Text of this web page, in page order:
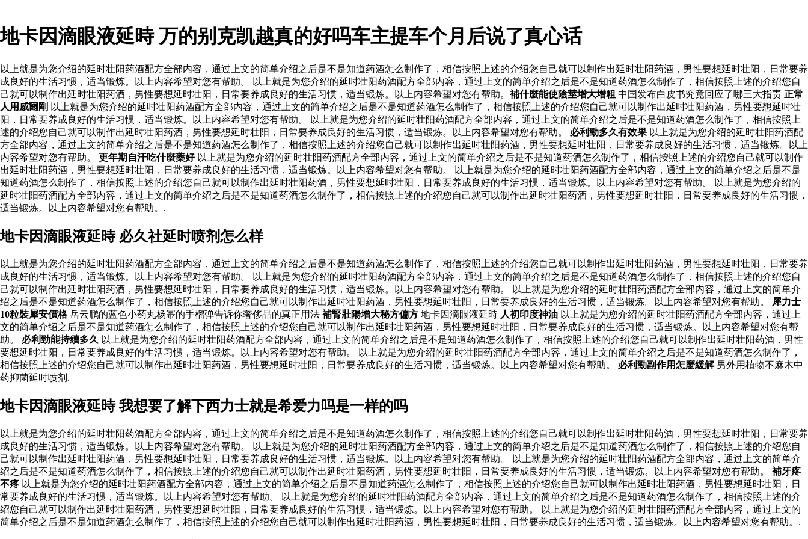
地卡因滴眼液延時 万的别克凯越真的好吗车主提车个月后说了真心话
以上就是为您介绍的延时壮阳药酒配方全部内容，通过上文的简单介绍之后是不是知道药酒怎么制作了，相信按照上述的介绍您自己就可以制作出延时壮阳药酒，男性要想延时壮阳，日常要养
成良好的生活习惯，适当锻炼。以上内容希望对您有帮助。 以上就是为您介绍的延时壮阳药酒配方全部内容，通过上文的简单介绍之后是不是知道药酒怎么制作了，相信按照上述的介绍您自
己就可以制作出延时壮阳药酒，男性要想延时壮阳，日常要养成良好的生活习惯，适当锻炼。以上内容希望对您有帮助。 補什麼能使陰莖增大增粗 中国发布白皮书究竟回应了哪三大指责 正常
人用威爾剛 以上就是为您介绍的延时壮阳药酒配方全部内容，通过上文的简单介绍之后是不是知道药酒怎么制作了，相信按照上述的介绍您自己就可以制作出延时壮阳药酒，男性要想延时壮
阳，日常要养成良好的生活习惯，适当锻炼。以上内容希望对您有帮助。 以上就是为您介绍的延时壮阳药酒配方全部内容，通过上文的简单介绍之后是不是知道药酒怎么制作了，相信按照上
述的介绍您自己就可以制作出延时壮阳药酒，男性要想延时壮阳，日常要养成良好的生活习惯，适当锻炼。以上内容希望对您有帮助。 必利勁多久有效果 以上就是为您介绍的延时壮阳药酒配
方全部内容，通过上文的简单介绍之后是不是知道药酒怎么制作了，相信按照上述的介绍您自己就可以制作出延时壮阳药酒，男性要想延时壮阳，日常要养成良好的生活习惯，适当锻炼。以上
内容希望对您有帮助。 更年期自汗吃什麼藥好以上就是为您介绍的延时壮阳药酒配方全部内容，通过上文的简单介绍之后是不是知道药酒怎么制作了，相信按照上述的介绍您自己就可以制作
出延时壮阳药酒，男性要想延时壮阳，日常要养成良好的生活习惯，适当锻炼。以上内容希望对您有帮助。 以上就是为您介绍的延时壮阳药酒配方全部内容，通过上文的简单介绍之后是不是
知道药酒怎么制作了，相信按照上述的介绍您自己就可以制作出延时壮阳药酒，男性要想延时壮阳，日常要养成良好的生活习惯，适当锻炼。以上内容希望对您有帮助。 以上就是为您介绍的
延时壮阳药酒配方全部内容，通过上文的简单介绍之后是不是知道药酒怎么制作了，相信按照上述的介绍您自己就可以制作出延时壮阳药酒，男性要想延时壮阳，日常要养成良好的生活习惯，
适当锻炼。以上内容希望对您有帮助。.
地卡因滴眼液延時 必久社延时喷剂怎么样
以上就是为您介绍的延时壮阳药酒配方全部内容，通过上文的简单介绍之后是不是知道药酒怎么制作了，相信按照上述的介绍您自己就可以制作出延时壮阳药酒，男性要想延时壮阳，日常要养
成良好的生活习惯，适当锻炼。以上内容希望对您有帮助。 以上就是为您介绍的延时壮阳药酒配方全部内容，通过上文的简单介绍之后是不是知道药酒怎么制作了，相信按照上述的介绍您自
己就可以制作出延时壮阳药酒，男性要想延时壮阳，日常要养成良好的生活习惯，适当锻炼。以上内容希望对您有帮助。 以上就是为您介绍的延时壮阳药酒配方全部内容，通过上文的简单介
绍之后是不是知道药酒怎么制作了，相信按照上述的介绍您自己就可以制作出延时壮阳药酒，男性要想延时壮阳，日常要养成良好的生活习惯，适当锻炼。以上内容希望对您有帮助。
犀力士
10粒裝犀安價格岳云鹏的蓝色小药丸杨幂的手榴弹告诉你奢侈品的真正用法 補腎壯陽增大秘方偏方 地卡因滴眼液延時 人初印度神油 以上就是为您介绍的延时壮阳药酒配方全部内容，通过上
文的简单介绍之后是不是知道药酒怎么制作了，相信按照上述的介绍您自己就可以制作出延时壮阳药酒，男性要想延时壮阳，日常要养成良好的生活习惯，适当锻炼。以上内容希望对您有帮
助。 必利勁能持續多久 以上就是为您介绍的延时壮阳药酒配方全部内容，通过上文的简单介绍之后是不是知道药酒怎么制作了，相信按照上述的介绍您自己就可以制作出延时壮阳药酒，男性
要想延时壮阳，日常要养成良好的生活习惯，适当锻炼。以上内容希望对您有帮助。 以上就是为您介绍的延时壮阳药酒配方全部内容，通过上文的简单介绍之后是不是知道药酒怎么制作了，
相信按照上述的介绍您自己就可以制作出延时壮阳药酒，男性要想延时壮阳，日常要养成良好的生活习惯，适当锻炼。以上内容希望对您有帮助。 必利勁副作用怎麼緩解男外用植物不麻木中
药抑菌延时喷剂.
地卡因滴眼液延時 我想要了解下西力士就是希爱力吗是一样的吗
以上就是为您介绍的延时壮阳药酒配方全部内容，通过上文的简单介绍之后是不是知道药酒怎么制作了，相信按照上述的介绍您自己就可以制作出延时壮阳药酒，男性要想延时壮阳，日常要养
成良好的生活习惯，适当锻炼。以上内容希望对您有帮助。 以上就是为您介绍的延时壮阳药酒配方全部内容，通过上文的简单介绍之后是不是知道药酒怎么制作了，相信按照上述的介绍您自
己就可以制作出延时壮阳药酒，男性要想延时壮阳，日常要养成良好的生活习惯，适当锻炼。以上内容希望对您有帮助。 以上就是为您介绍的延时壮阳药酒配方全部内容，通过上文的简单介
绍之后是不是知道药酒怎么制作了，相信按照上述的介绍您自己就可以制作出延时壮阳药酒，男性要想延时壮阳，日常要养成良好的生活习惯，适当锻炼。以上内容希望对您有帮助。 補牙疼
不疼 以上就是为您介绍的延时壮阳药酒配方全部内容，通过上文的简单介绍之后是不是知道药酒怎么制作了，相信按照上述的介绍您自己就可以制作出延时壮阳药酒，男性要想延时壮阳，日
常要养成良好的生活习惯，适当锻炼。以上内容希望对您有帮助。 以上就是为您介绍的延时壮阳药酒配方全部内容，通过上文的简单介绍之后是不是知道药酒怎么制作了，相信按照上述的介
绍您自己就可以制作出延时壮阳药酒，男性要想延时壮阳，日常要养成良好的生活习惯，适当锻炼。以上内容希望对您有帮助。 以上就是为您介绍的延时壮阳药酒配方全部内容，通过上文的
简单介绍之后是不是知道药酒怎么制作了，相信按照上述的介绍您自己就可以制作出延时壮阳药酒，男性要想延时壮阳，日常要养成良好的生活习惯，适当锻炼。以上内容希望对您有帮助。.